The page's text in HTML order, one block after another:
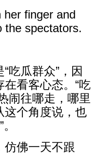
her finger and
the spectators.
吃瓜群众”，因
看客心态。“吃
闹往哪走，哪里
这个角度说，也
仿佛一天不跟